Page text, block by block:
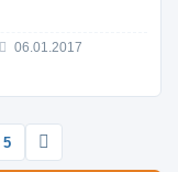
06.01.2017
5